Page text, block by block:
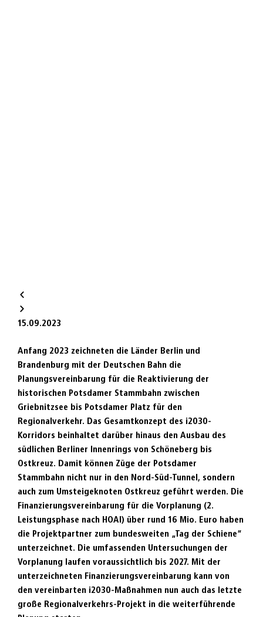
15.09.2023
Anfang 2023 zeichneten die Länder Berlin und
Brandenburg mit der Deutschen Bahn die
Planungsvereinbarung für die Reaktivierung der
historischen Potsdamer Stammbahn zwischen
Griebnitzsee bis Potsdamer Platz für den
Regionalverkehr. Das Gesamtkonzept des i2030-
Korridors beinhaltet darüber hinaus den Ausbau des
südlichen Berliner Innenrings von Schöneberg bis
Ostkreuz. Damit können Züge der Potsdamer
Stammbahn nicht nur in den Nord-Süd-Tunnel, sondern
auch zum Umsteigeknoten Ostkreuz geführt werden. Die
Finanzierungsvereinbarung für die Vorplanung (2.
Leistungsphase nach HOAI) über rund 16 Mio. Euro haben
die Projektpartner zum bundesweiten „Tag der Schiene“
unterzeichnet. Die umfassenden Untersuchungen der
Vorplanung laufen voraussichtlich bis 2027. Mit der
unterzeichneten Finanzierungsvereinbarung kann von
den vereinbarten i2030-Maßnahmen nun auch das letzte
große Regionalverkehrs-Projekt in die weiterführende